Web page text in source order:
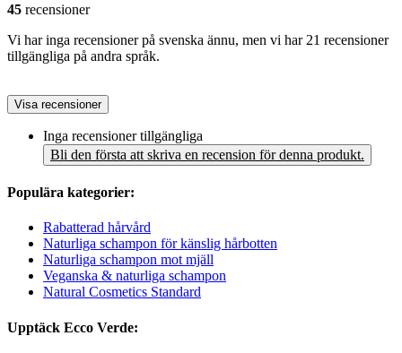
45 recensioner
Vi har inga recensioner på svenska ännu, men vi har 21 recensioner
tillgängliga på andra språk.
Visa recensioner
Inga recensioner tillgängliga
Bli den första att skriva en recension för denna produkt.
Populära kategorier:
Rabatterad hårvård
Naturliga schampon för känslig hårbotten
Naturliga schampon mot mjäll
Veganska & naturliga schampon
Natural Cosmetics Standard
Upptäck Ecco Verde: